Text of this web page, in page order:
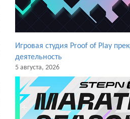
Игровая студия Proof of Play
деятельность
5 августа, 2026